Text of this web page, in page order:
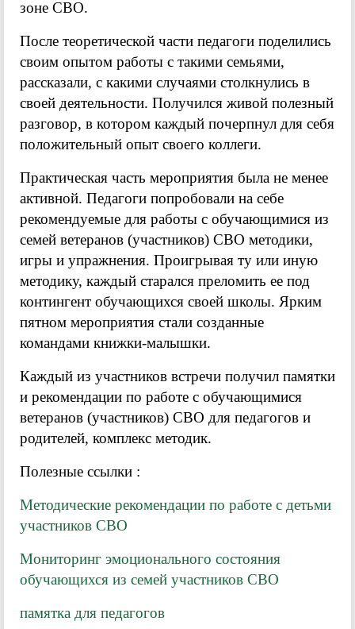
зоне СВО.
После теоретической части педагоги поделились
своим опытом работы с такими семьями,
рассказали, с какими случаями столкнулись в
своей деятельности. Получился живой полезный
разговор, в котором каждый почерпнул для себя
положительный опыт своего коллеги.
Практическая часть мероприятия была не менее
активной. Педагоги попробовали на себе
рекомендуемые для работы с обучающимися из
семей ветеранов (участников) СВО методики,
игры и упражнения. Проигрывая ту или иную
методику, каждый старался преломить ее под
контингент обучающихся своей школы. Ярким
пятном мероприятия стали созданные
командами книжки-малышки.
Каждый из участников встречи получил памятки
и рекомендации по работе с обучающимися
ветеранов (участников) СВО для педагогов и
родителей, комплекс методик.
Полезные ссылки :
Методические рекомендации по работе с детьми
участников СВО
Мониторинг эмоционального состояния
обучающихся из семей участников СВО
памятка для педагогов